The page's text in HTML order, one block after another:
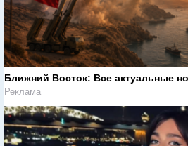
Ближний Восток: Все актуальные
Реклама